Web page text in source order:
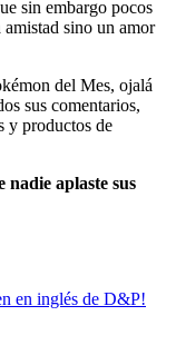
sin embargo pocos
amistad sino un amor
del Mes, ojalá
sus comentarios,
y productos de
nadie aplaste sus
en inglés de D&P!